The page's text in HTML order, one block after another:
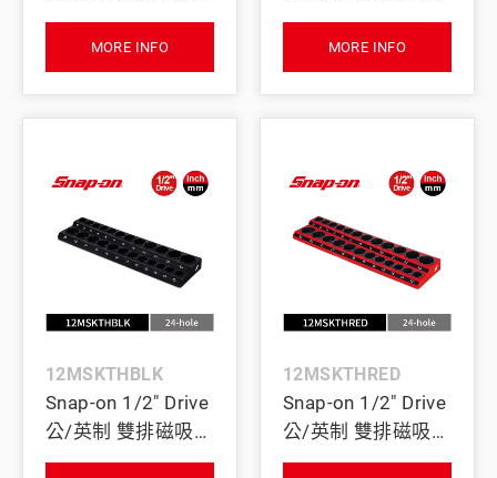
四分套筒收納座
MORE INFO
四分套筒收納座
MORE INFO
12MSKTHBLK
Snap-on 1/2" Drive
公/英制 雙排磁吸式
四分套筒收納座
12MSKTHRED
Snap-on 1/2" Drive
公/英制 雙排磁吸式
四分套筒收納座